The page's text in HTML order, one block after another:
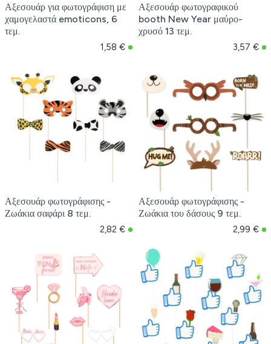
Αξεσουάρ για φωτογράφιση με
χαμογελαστά emoticons, 6
τεμ.
1,58 €
Αξεσουάρ φωτογραφικού
booth New Year μαύρο-
χρυσό 13 τεμ.
3,57 €
Αξεσουάρ φωτογράφισης -
Ζωάκια σαφάρι 8 τεμ.
2,82 €
Αξεσουάρ φωτογράφισης -
Ζωάκια του δάσους 9 τεμ.
2,99 €